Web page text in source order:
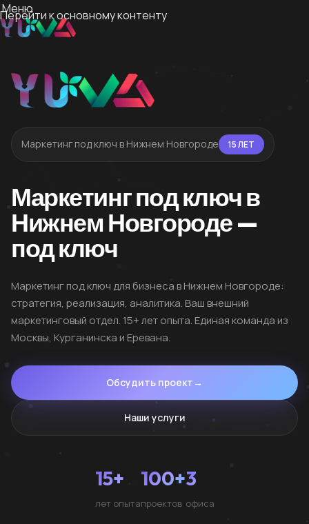
Перейти к основному контенту
Меню
Маркетинг под ключ в Нижнем Новгороде 15 ЛЕТ
Маркетинг под ключ в
Нижнем Новгороде —
под ключ
Маркетинг под ключ для бизнеса в Нижнем Новгороде:
стратегия, реализация, аналитика. Ваш внешний
маркетинговый отдел. 15+ лет опыта. Единая команда из
Москвы, Курганинска и Еревана.
Обсудить проект →
Наши услуги
15+
лет опыта
100+
проектов
3
офиса